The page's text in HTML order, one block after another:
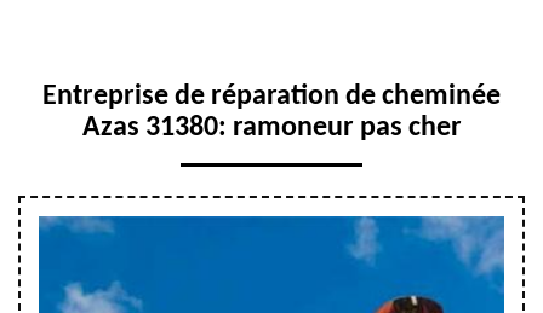
Entreprise de réparation de cheminée
Azas 31380: ramoneur pas cher